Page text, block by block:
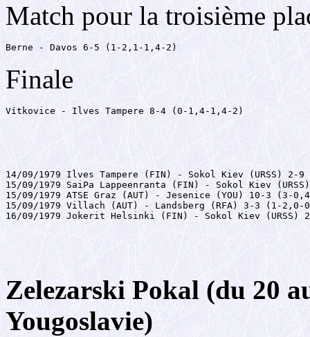
Match pour la troisième
Berne - Davos 6-5 (1-2,1-1,4-2)
Finale
Vítkovice - Ilves Tampere 8-4 (0-1,4-1,4-2)
14/09/1979 Ilves Tampere (FIN) - Sokol Kiev (URSS) 2-
15/09/1979 SaiPa Lappeenranta (FIN) - Sokol Kiev
15/09/1979 ATSE Graz (AUT) - Jesenice (YOU) 10-3 (3-
15/09/1979 Villach (AUT) - Landsberg (RFA) 3-3 (1-2,0-
16/09/1979 Jokerit Helsinki (FIN) - Sokol Kiev (URSS)
Zelezarski Pokal (du 20
Yougoslavie)